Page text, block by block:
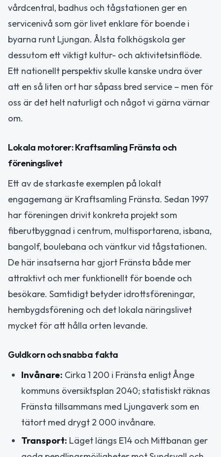
vårdcentral, badhus och tågstationen ger en
servicenivå som gör livet enklare för boende i
byarna runt Ljungan. Ålsta folkhögskola ger
dessutom ett viktigt kultur- och aktivitetsinflöde.
Ett nationellt perspektiv skulle kanske undra över
att en så liten ort har såpass bred service – men för
oss är det helt naturligt och något vi gärna värnar
om.
Lokala motorer: Kraftsamling Fränsta och
föreningslivet
Ett av de starkaste exemplen på lokalt
engagemang är Kraftsamling Fränsta. Sedan 1997
har föreningen drivit konkreta projekt som
fiberutbyggnad i centrum, multisportarena, isbana,
bangolf, boulebana och väntkur vid tågstationen.
De här insatserna har gjort Fränsta både mer
attraktivt och mer funktionellt för boende och
besökare. Samtidigt betyder idrottsföreningar,
hembygdsförening och det lokala näringslivet
mycket för att hålla orten levande.
Guldkorn och snabba fakta
Invånare: Cirka 1 200 i Fränsta enligt Ånge
kommuns översiktsplan 2040; statistiskt räknas
Fränsta tillsammans med Ljungaverk som en
tätort med drygt 2 000 invånare.
Transport: Läget längs E14 och Mittbanan ger